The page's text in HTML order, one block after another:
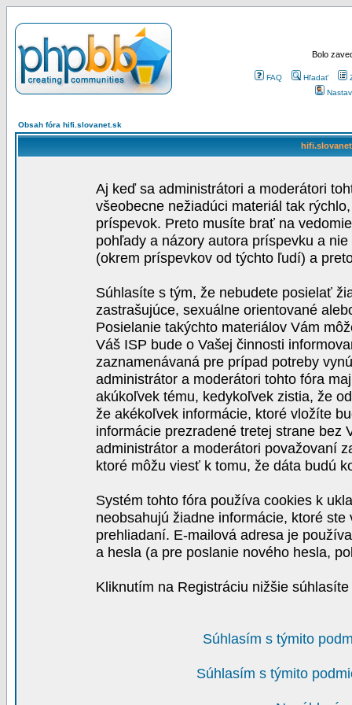
Bolo
FAQ Hľadať
Obsah fóra hifi.slovanet.sk
Aj keď sa administrátori a moderátori
všeobecne nežiadúci materiál tak
príspevok. Preto musíte brať na
pohľady a názory autora príspevku a
(okrem príspevkov od týchto ľudí) a
Súhlasíte s tým, že nebudete posielať
zastrašujúce, sexuálne orientované
Posielanie takýchto materiálov Vám
Váš ISP bude o Vašej činnosti
zaznamenávaná pre prípad potreby
administrátor a moderátori tohto fóra
akúkoľvek tému, kedykoľvek zistia, že
že akékoľvek informácie, ktoré vložíte
informácie prezradené tretej strane bez
administrátor a moderátori považovaní
ktoré môžu viesť k tomu, že dáta budú
Systém tohto fóra používa cookies k
neobsahujú žiadne informácie, ktoré
prehliadaní. E-mailová adresa je
a hesla (a pre poslanie nového hesla,
Kliknutím na Registráciu nižšie
Súhlasím s týmito
Súhlasím s týmito